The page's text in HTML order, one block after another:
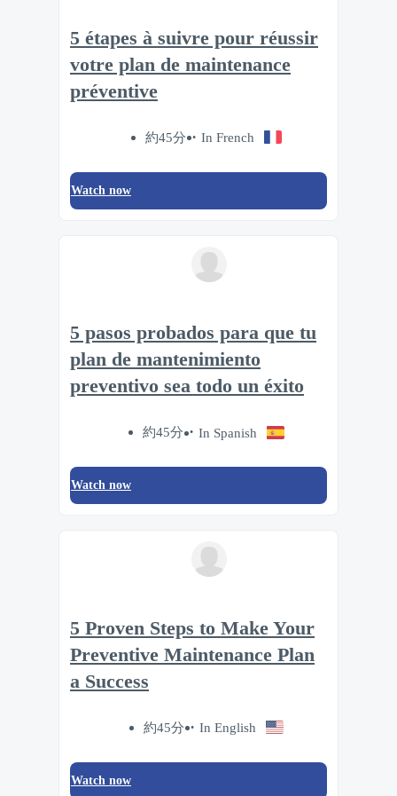
5 étapes à suivre pour réussir
votre plan de maintenance
préventive
約45分 In French
Watch now
5 pasos probados para que tu
plan de mantenimiento
preventivo sea todo un éxito
約45分 In Spanish
Watch now
5 Proven Steps to Make Your
Preventive Maintenance Plan
a Success
約45分 In English
Watch now